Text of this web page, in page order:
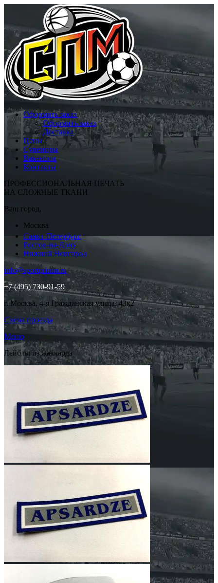
Оформить заказ
Оформить заказ
Доставка
Цены
Сувениры
Вакансии
Контакты
ПРОФЕССИОНАЛЬНАЯ ПЕЧАТЬ
НА СЛОЖНЫЕ ТКАНИ
Ваш город,
Москва
Санкт-Петербург
Ростов-на-Дону
Нижний Новгород
info@sportprintm.ru
+7 (495) 730-91-59
г. Москва, 4-я Гражданская улица, 43к2
Схема проезда
Меню
Лейблы из жаккарда